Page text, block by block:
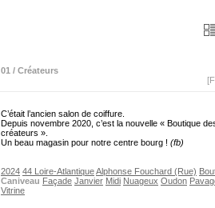
01 / Créateurs
C’était l’ancien salon de coiffure.
Depuis novembre 2020, c’est la nouvelle « Boutique
créateurs ».
Un beau magasin pour notre centre bourg ! (fb)
2024 44 Loire-AtlantiqueAlphonse Fouchard (Rue)
Caniveau Façade Janvier Midi Nuageux Oudon
Vitrine